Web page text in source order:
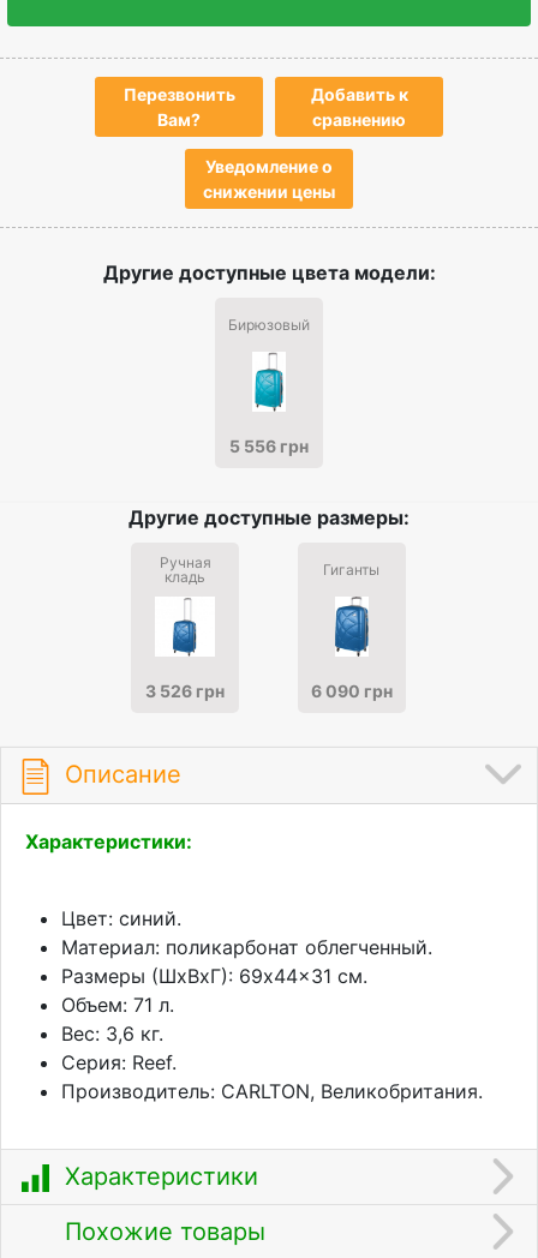
Перезвонить
Вам?
Добавить к
сравнению
Уведомление о
снижении цены
Другие доступные цвета модели:
Бирюзовый
5 556 грн
Другие доступные размеры:
Ручная
кладь
3 526 грн
Гиганты
6 090 грн
Описание
Характеристики:
Цвет: синий.
Материал: поликарбонат облегченный.
Размеры (ШхВхГ): 69x44x31 см.
Объем: 71 л.
Вес: 3,6 кг.
Серия: Reef.
Производитель: CARLTON, Великобритания.
Характеристики
Похожие товары